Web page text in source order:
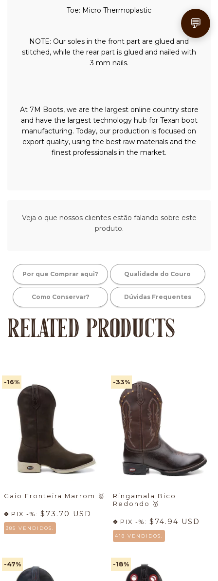
Toe: Micro Thermoplastic
NOTE: Our soles in the front part are glued and
stitched, while the rear part is glued and nailed with
3 mm nails.
At 7M Boots, we are the largest online country store
and have the largest technology hub for Texan boot
manufacturing. Today, our production is focused on
export quality, using the best raw materials and the
finest professionals in the market.
Veja o que nossos clientes estão falando sobre este
produto.
Por que Comprar aqui? Qualidade do Couro
Como Conservar? Dúvidas Frequentes
RELATED PRODUCTS
-16%
Gaio Fronteira Marrom 🥇
PIX -%: $73.70 USD
385 VENDIDOS.
-33%
Ringamala Bico
Redondo
🥇
PIX -%: $74.94 USD
418 VENDIDOS.
-47% -18%
💬